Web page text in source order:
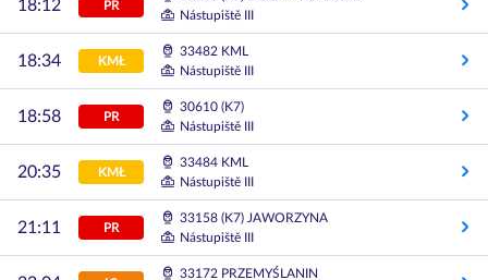
18:12 PR
Nástupiště III
18:34 KMŁ
33482 KML
Nástupiště III
18:58 PR
30610 (K7)
Nástupiště III
20:35 KMŁ
33484 KML
Nástupiště III
21:11 PR
33158 (K7) JAWORZYNA
Nástupiště III
33172 PRZEMYŚLANIN